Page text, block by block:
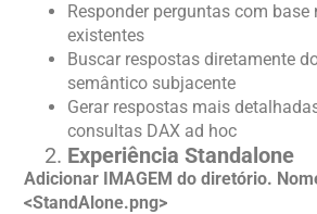
Responder perguntas com base
existentes
Buscar respostas diretamente
semântico subjacente
Gerar respostas mais
consultas DAX ad hoc
Experiência Standalone
Adicionar IMAGEM do diretório.
<StandAlone.png>